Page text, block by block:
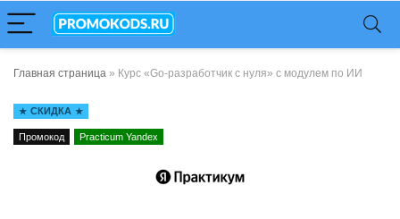
Главная страница » Курс «Go‑разработчик с нуля» с модулем по ИИ
СКИДКА
Промокод Practicum Yandex